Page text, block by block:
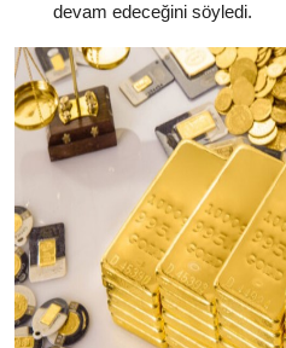
devam edeceğini söyledi.